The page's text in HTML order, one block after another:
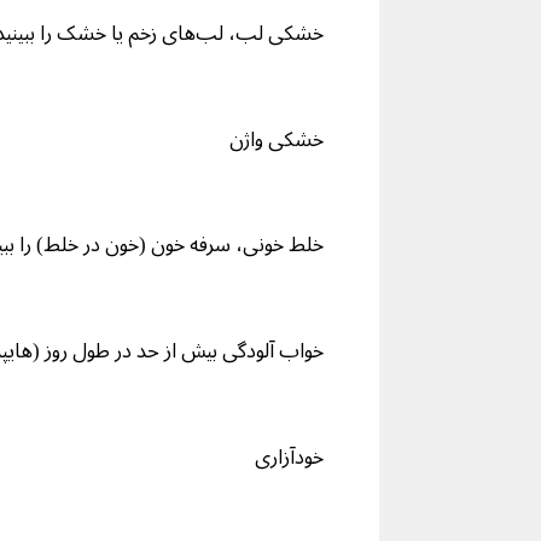
خشکی لب، لب‌های زخم یا خشک را
خشکی واژن
خلط خونی، سرفه خون (خون در خلط) را
خواب آلودگی بیش از حد در طول روز
خودآزاری